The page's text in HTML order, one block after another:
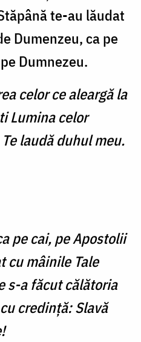
te-au lăudat
Dumenzeu, ca pe
Dumnezeu.
celor ce aleargă la
Lumina celor
laudă duhul meu.
pe cai, pe Apos­tolii
cu mâinile Tale
s-a făcut călătoria
credinţă: Slavă